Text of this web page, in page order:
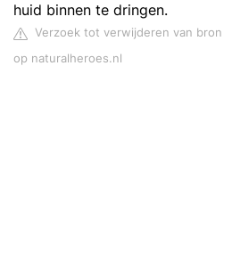
huid binnen te dringen.
Verzoek tot verwijderen van bron
op naturalheroes.nl